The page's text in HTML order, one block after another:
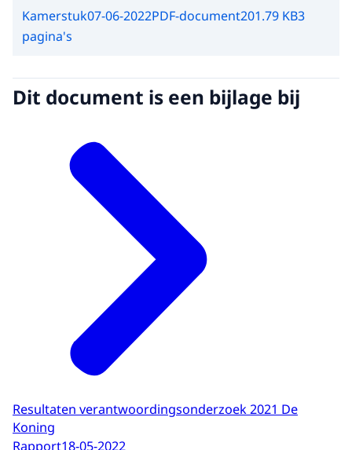
Kamerstuk07-06-2022PDF-document201.79 KB3
pagina's
Dit document is een bijlage bij
Resultaten verantwoordingsonderzoek 2021 De
Koning
Rapport18-05-2022